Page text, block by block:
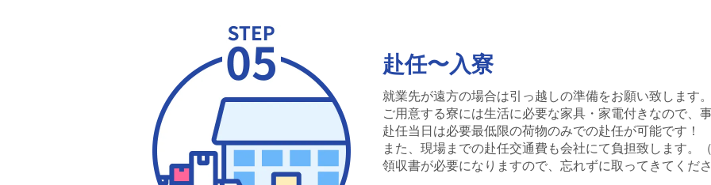
赴任〜入寮
就業先が遠方の場合は引っ越しの準備をお願い致します。
ご用意する寮には生活に必要な家具・家電付きなので、
赴任当日は必要最低限の荷物のみでの赴任が可能です！
また、現場までの赴任交通費も会社にて負担致します。（
領収書が必要になりますので、忘れずに取ってきてくださ